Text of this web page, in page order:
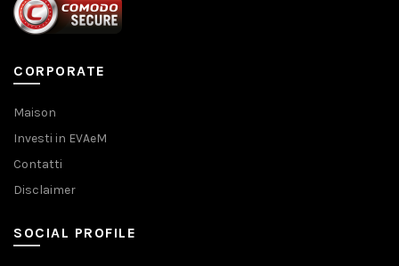
CORPORATE
Maison
Investi in EVAeM
Contatti
Disclaimer
SOCIAL PROFILE